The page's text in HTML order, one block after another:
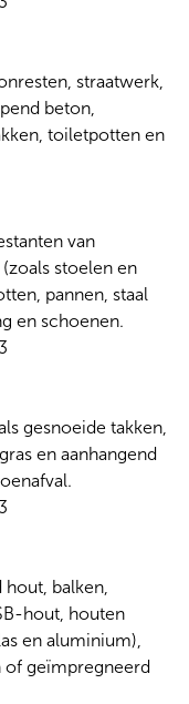
straatwerk,
beton,
toiletpotten en
van
stoelen en
pannen, staal
en schoenen.
gesnoeide takken,
en aanhangend
hout, balken,
hout, houten
en aluminium),
of geïmpregneerd